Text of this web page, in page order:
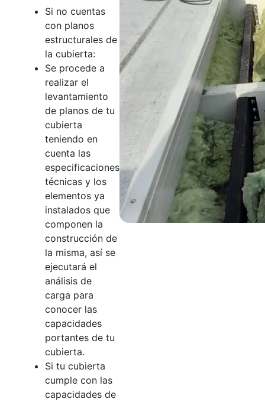
Si no cuentas
con planos
estructurales de
la cubierta:
Se procede a
realizar el
levantamiento
de planos de tu
cubierta
teniendo en
cuenta las
especificaciones
técnicas y los
elementos ya
instalados que
componen la
construcción de
la misma, así se
ejecutará el
análisis de
carga para
conocer las
capacidades
portantes de tu
cubierta.
Si tu cubierta
cumple con las
capacidades de